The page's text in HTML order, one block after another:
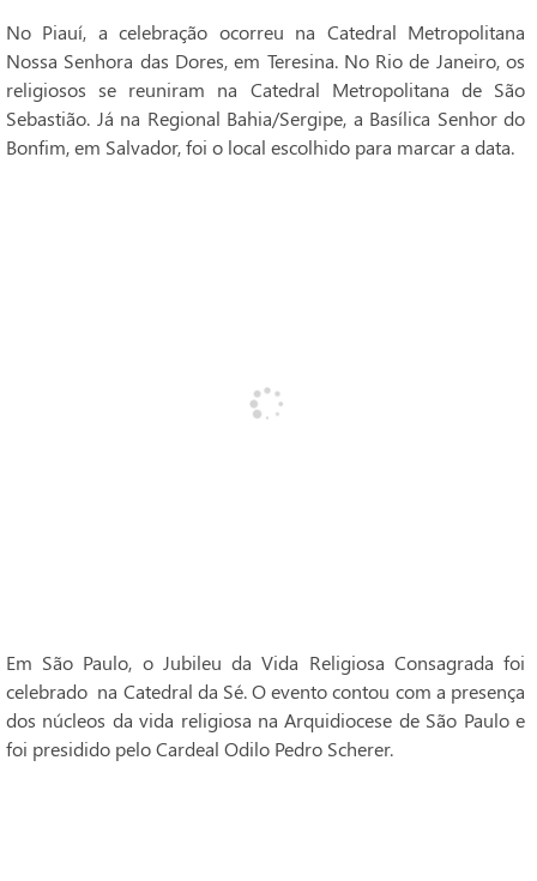
No Piauí, a celebração ocorreu na Catedral Metropolitana
Nossa Senhora das Dores, em Teresina. No Rio de Janeiro, os
religiosos se reuniram na Catedral Metropolitana de São
Sebastião. Já na Regional Bahia/Sergipe, a Basílica Senhor do
Bonfim, em Salvador, foi o local escolhido para marcar a data.
Em São Paulo, o Jubileu da Vida Religiosa Consagrada foi
celebrado na Catedral da Sé. O evento contou com a presença
dos núcleos da vida religiosa na Arquidiocese de São Paulo e
foi presidido pelo Cardeal Odilo Pedro Scherer.